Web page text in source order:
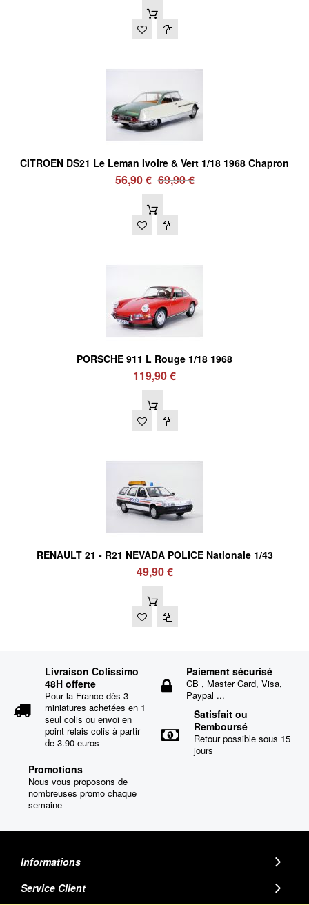
CITROEN DS21 Le Leman Ivoire & Vert 1/18 1968 Chapron
56,90 € 69,90 €
PORSCHE 911 L Rouge 1/18 1968
119,90 €
RENAULT 21 - R21 NEVADA POLICE Nationale 1/43
49,90 €
Livraison Colissimo
48H offerte
Pour la France dès 3
miniatures achetées en 1
seul colis ou envoi en
point relais colis à partir
de 3.90 euros
Paiement sécurisé
CB , Master Card, Visa,
Paypal ...
Satisfait ou
Remboursé
Retour possible sous 15
jours
Promotions
Nous vous proposons de
nombreuses promo chaque
semaine
Informations
Service Client